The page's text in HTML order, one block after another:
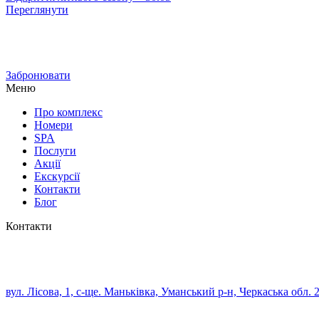
Переглянути
Забронювати
Меню
Про комплекс
Номери
SPA
Послуги
Акції
Екскурсії
Контакти
Блог
Контакти
вул. Лісова, 1, с-ще. Маньківка, Уманський р-н, Черкаська обл.